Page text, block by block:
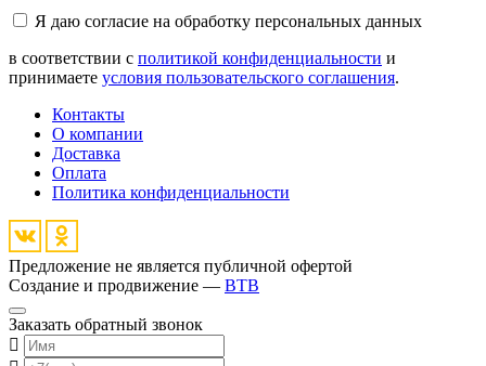
Я даю согласие на обработку персональных данных
в соответствии с политикой конфиденциальности и
принимаете условия пользовательского соглашения.
Контакты
О компании
Доставка
Оплата
Политика конфиденциальности
Предложение не является публичной офертой
Создание и продвижение — BTB
Заказать обратный звонок